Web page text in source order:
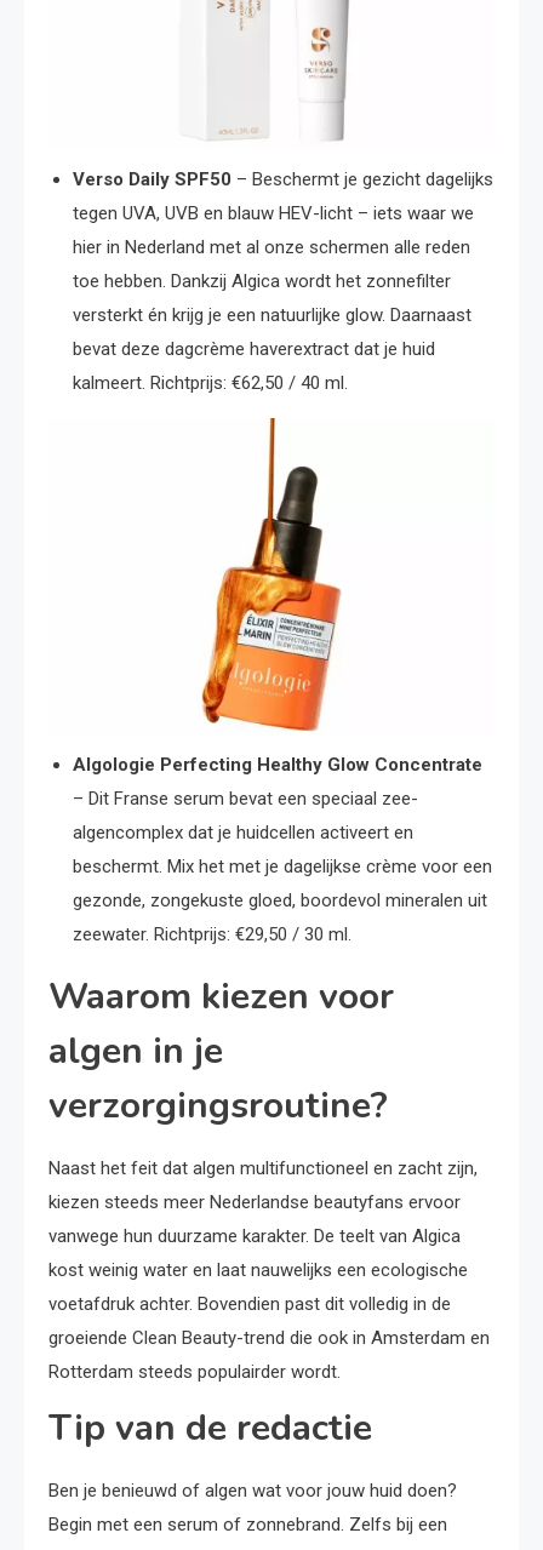
Verso Daily SPF50 – Beschermt je gezicht dagelijks
tegen UVA, UVB en blauw HEV-licht – iets waar we
hier in Nederland met al onze schermen alle reden
toe hebben. Dankzij Algica wordt het zonnefilter
versterkt én krijg je een natuurlijke glow. Daarnaast
bevat deze dagcrème haverextract dat je huid
kalmeert. Richtprijs: €62,50 / 40 ml.
Algologie Perfecting Healthy Glow Concentrate
– Dit Franse serum bevat een speciaal zee-
algencomplex dat je huidcellen activeert en
beschermt. Mix het met je dagelijkse crème voor een
gezonde, zongekuste gloed, boordevol mineralen uit
zeewater. Richtprijs: €29,50 / 30 ml.
Waarom kiezen voor
algen in je
verzorgingsroutine?
Naast het feit dat algen multifunctioneel en zacht zijn,
kiezen steeds meer Nederlandse beautyfans ervoor
vanwege hun duurzame karakter. De teelt van Algica
kost weinig water en laat nauwelijks een ecologische
voetafdruk achter. Bovendien past dit volledig in de
groeiende Clean Beauty-trend die ook in Amsterdam en
Rotterdam steeds populairder wordt.
Tip van de redactie
Ben je benieuwd of algen wat voor jouw huid doen?
Begin met een serum of zonnebrand. Zelfs bij een